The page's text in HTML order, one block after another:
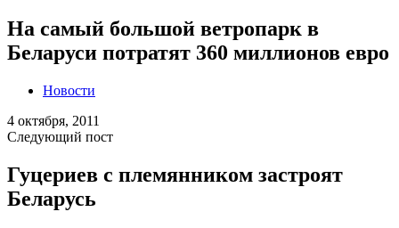
На самый большой ветропарк в
Беларуси потратят 360 миллионов евро
Новости
4 октября, 2011
Следующий пост
Гуцериев с племянником застроят
Беларусь